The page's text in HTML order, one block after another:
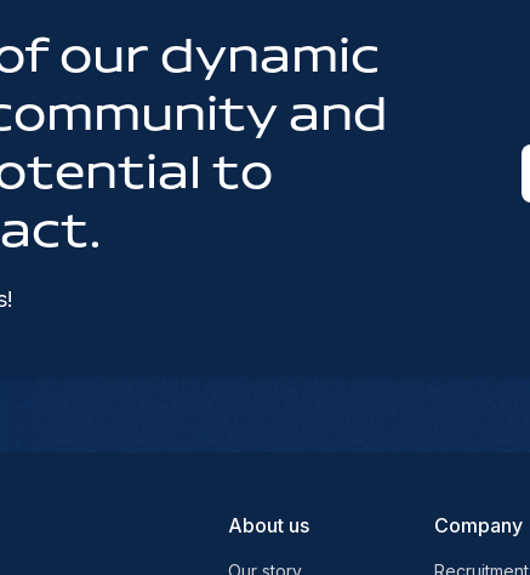
our dynamic
and
to
About us
Our story
Company
Recruitment